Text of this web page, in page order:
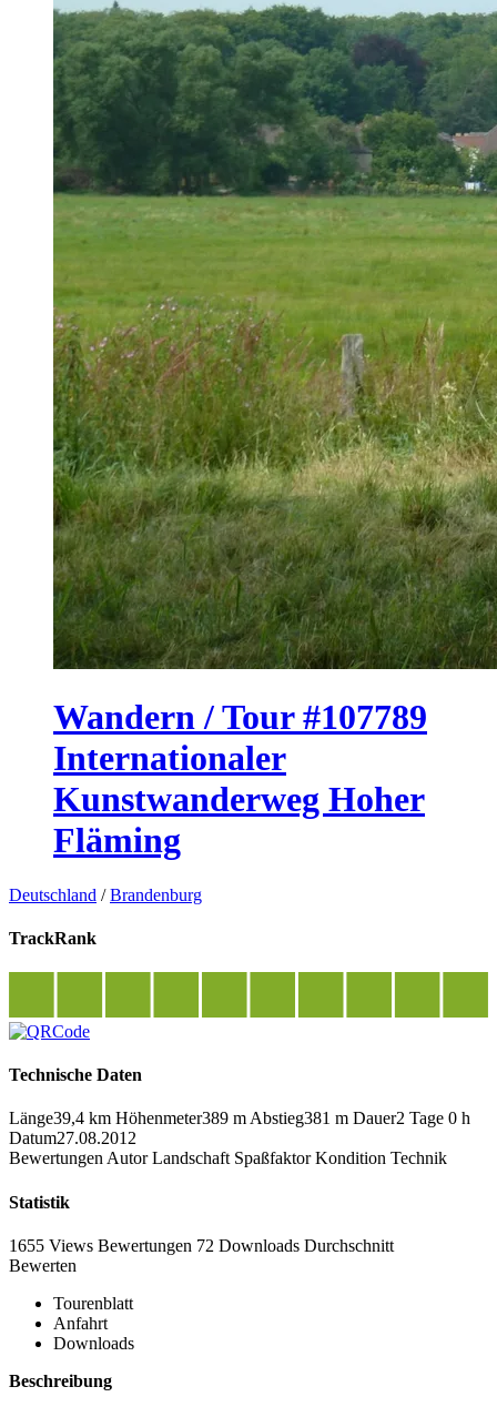
Wandern / Tour #107789
Internationaler
Kunstwanderweg Hoher
Fläming
Deutschland /Brandenburg
TrackRank
Technische Daten
Länge39,4 km Höhenmeter389 m Abstieg381 m Dauer2 Tage 0 h
Datum27.08.2012
Bewertungen Autor Landschaft Spaßfaktor Kondition Technik
Statistik
1655 Views Bewertungen 72 Downloads Durchschnitt
Bewerten
Tourenblatt
Anfahrt
Downloads
Beschreibung